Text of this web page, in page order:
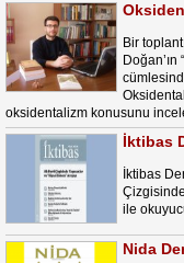
Bir
oksidentalizm konusunu
İktibas
İktibas
ile
Nida